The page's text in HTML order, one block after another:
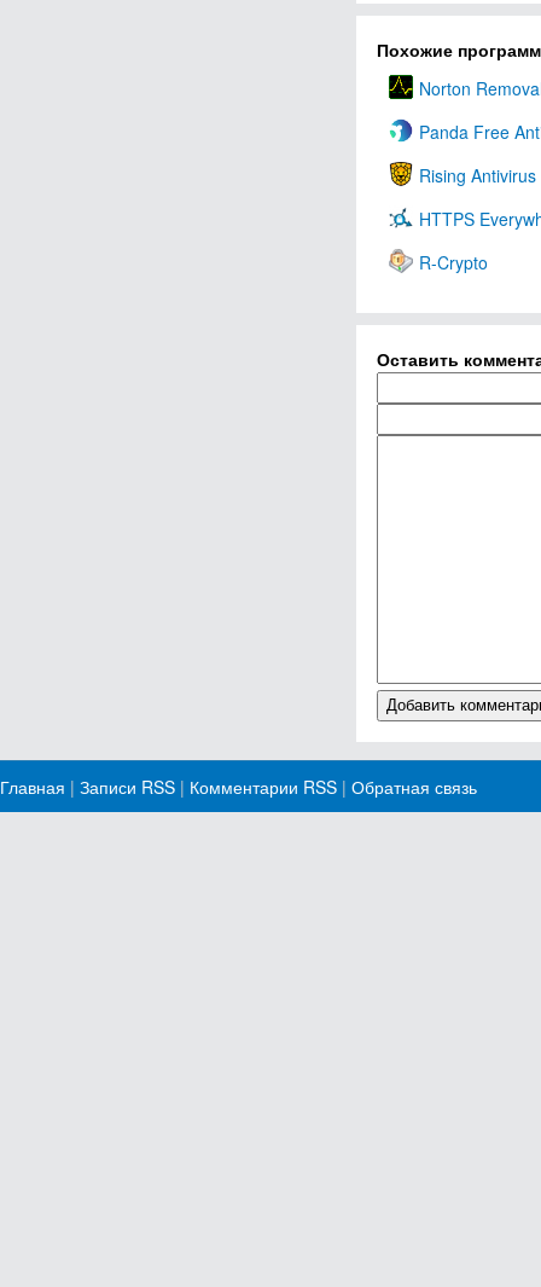
Похожие
Norton
Panda Free
Rising
HTTPS
R-Crypto
Оставить
Главная | Записи RSS | Комментарии RSS | Обратная связь